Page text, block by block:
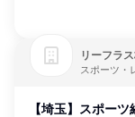
リーフラ
スポーツ・
【埼玉】スポー